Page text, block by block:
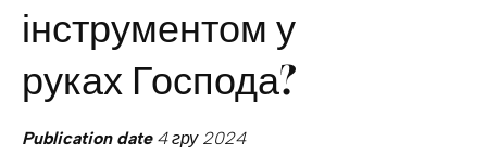
інструментом у
руках Господа?
Publication date4 гру 2024